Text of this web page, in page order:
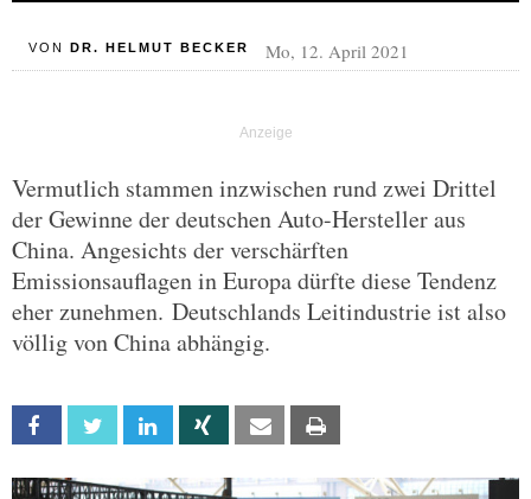
VON DR. HELMUT BECKER Mo, 12. April 2021
Vermutlich stammen inzwischen rund zwei Drittel
der Gewinne der deutschen Auto-Hersteller aus
China. Angesichts der verschärften
Emissionsauflagen in Europa dürfte diese Tendenz
eher zunehmen. Deutschlands Leitindustrie ist also
völlig von China abhängig.
Facebook Twitter Linkedin Xing Email